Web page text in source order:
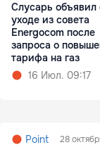
Слусарь объявил
уходе из совета
Energocom после
запроса о
тарифа на газ
16 Июл. 09:17
Point 28